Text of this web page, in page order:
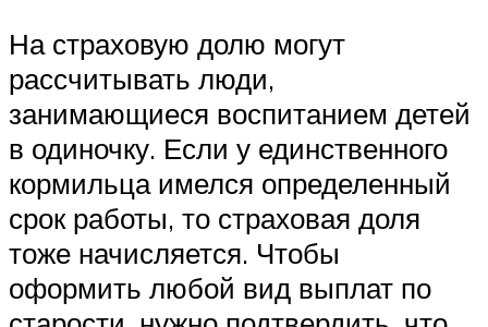
На страховую долю могут
рассчитывать люди,
занимающиеся воспитанием детей
в одиночку. Если у единственного
кормильца имелся определенный
срок работы, то страховая доля
тоже начисляется. Чтобы
оформить любой вид выплат по